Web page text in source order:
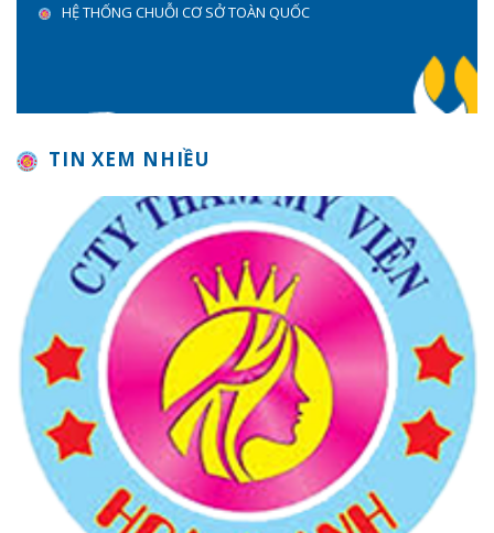
HỆ THỐNG CHUỖI CƠ SỞ TOÀN QUỐC
TIN XEM NHIỀU